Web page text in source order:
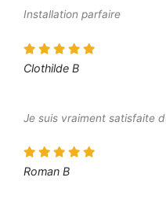
Installation parfaire
Clothilde B
Je suis vraiment satisfaite
Roman B